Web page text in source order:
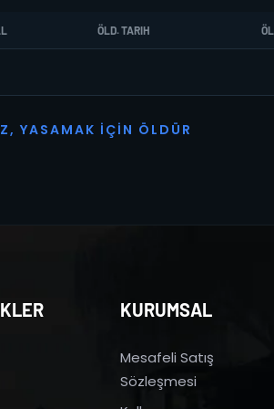
ÖLD. TARIH
Z, YASAMAK İ ÇI N Ö L D Ü R
KURUMSAL
Mesafeli Satış
Sözleşmesi